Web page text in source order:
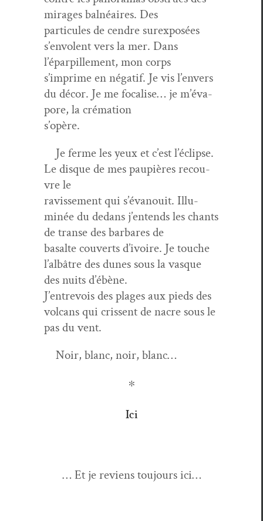
mirages bal­néaires. Des
par­tic­ules de cen­dre sur­ex­posées
s’en­v­o­lent vers la mer. Dans
l’éparpillement, mon corps
s’im­prime en négatif. Je vis l’envers
du décor. Je me focalise… je m’é­va­
pore, la crémation
s’opère.
Je ferme les yeux et c’est l’éclipse.
Le disque de mes paupières recou­
vre le
ravisse­ment qui s’é­vanouit. Illu­
minée du dedans j’en­tends les chants
de transe des bar­bares de
basalte cou­verts d’ivoire. Je touche
l’albâtre des dunes sous la vasque
des nuits d’ébène.
J’en­trevois des plages aux pieds des
vol­cans qui crissent de nacre sous le
pas du vent.
Noir, blanc, noir, blanc…
∗
Ici
… Et je reviens tou­jours ici…